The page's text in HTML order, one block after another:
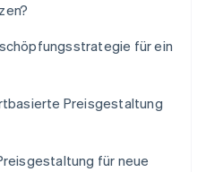
für ein
Preisgestaltung
für neue